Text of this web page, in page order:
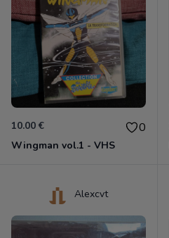
10.00 € 0
Wingman vol.1 - VHS
Alexcvt